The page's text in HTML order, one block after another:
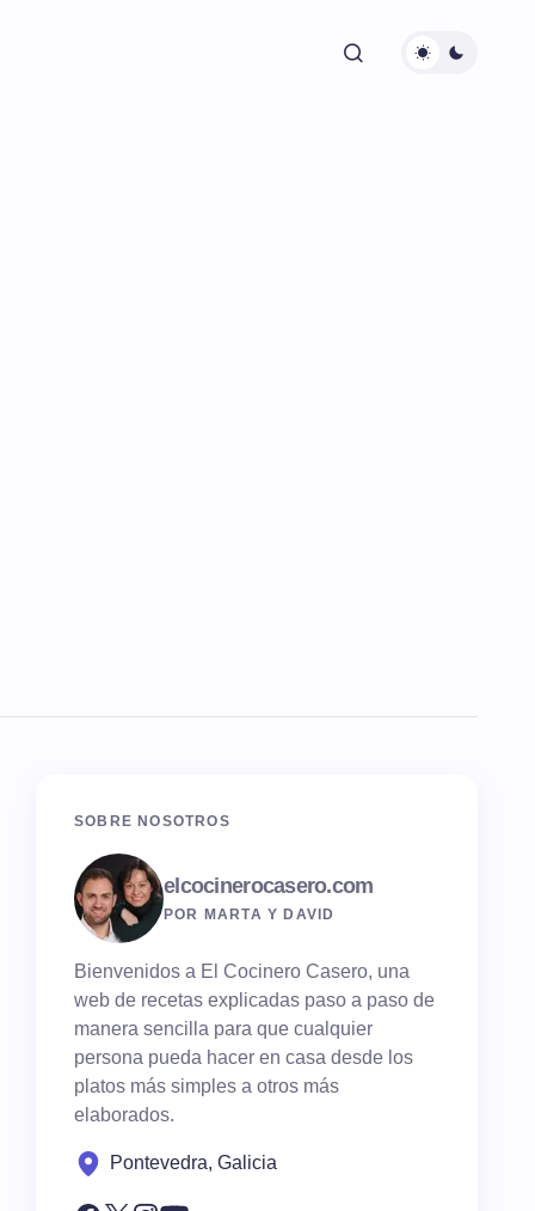
SOBRE NOSOTROS
elcocinerocasero.com
POR MARTA Y DAVID
Bienvenidos a El Cocinero Casero, una
web de recetas explicadas paso a paso de
manera sencilla para que cualquier
persona pueda hacer en casa desde los
platos más simples a otros más
elaborados.
Pontevedra, Galicia